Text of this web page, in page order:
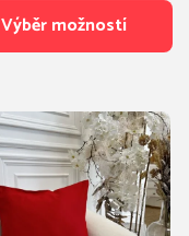
Výběr možností
má
více
variant.
Možnosti
vybrat